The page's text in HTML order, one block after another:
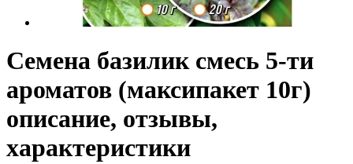
Семена базилик смесь 5-ти
ароматов (максипакет 10г)
описание, отзывы,
характеристики